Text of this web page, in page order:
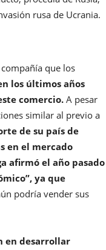
rusa de Ucrania.
que los
los últimos años
comercio. A pesar
similar al previo a
de su país de
en el mercado
afirmó el año pasado
ya que
podría vender sus
en desarrollar